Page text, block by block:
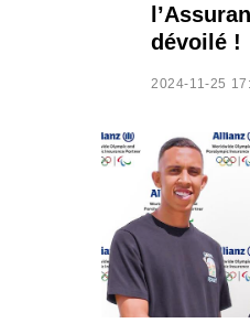
dévoilé !
2024-11-25